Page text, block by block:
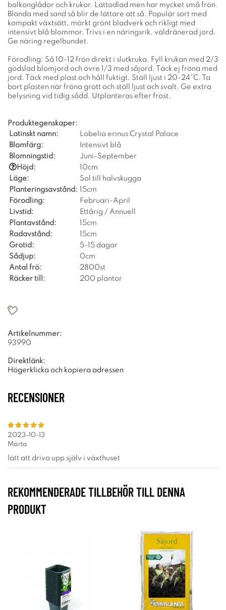
balkonglådor och krukor. Lättodlad men har mycket små frön.
Blanda med sand så blir de lättare att så. Populär sort med
kompakt växtsätt, mörkt grönt bladverk och rikligt med
intensivt blå blommor. Trivs i en näringsrik, väldränerad jord.
Ge näring regelbundet.
Förodling: Så 10-12 frön direkt i slutkruka. Fyll krukan med 2/3
gödslad blomjord och övre 1/3 med såjord. Täck ej fröna med
jord. Täck med plast och håll fuktigt. Ställ ljust i 20-24°C. Ta
bort plasten när fröna grott och ställ ljust och svalt. Ge extra
belysning vid tidig sådd. Utplanteras efter frost.
Produktegenskaper:
Latinskt namn:
Lobelia erinus Crystal Palace
Blomfärg:
Intensivt blå
Blomningstid:
Juni-September
Höjd:
10cm
Läge:
Sol till halvskugga
Planteringsavstånd: 15cm
Förodling:
Februari-April
Livstid:
Ettårig / Annuell
Plantavstånd:
15cm
Radavstånd:
15cm
Grotid:
5-15 dagar
Sådjup:
0cm
Antal frö:
2800st
Räcker till:
200 plantor
Artikelnummer:
93990
Direktlänk:
Högerklicka och kopiera adressen
RECENSIONER
2023-10-13
Märta
lätt att driva upp själv i växthuset
REKOMMENDERADE TILLBEHÖR TILL DENNA
PRODUKT